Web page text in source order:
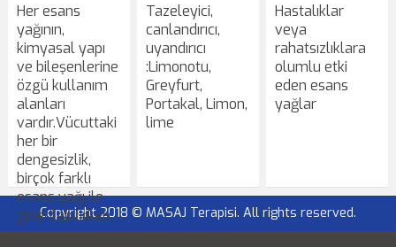
Her esans
yağının,
kimyasal yapı
ve bileşenlerine
özgü kullanım
alanları
vardır.Vücuttaki
her bir
dengesizlik,
birçok farklı
esans yağı ile
giderilebilirken
Tazeleyici,
canlandırıcı,
uyandırıcı
:Limonotu,
Greyfurt,
Portakal, Limon,
lime
Hastalıklar
veya
rahatsızlıklara
olumlu etki
eden esans
yağlar
Copyright 2018 © MASAJ Terapisi. All rights reserved.